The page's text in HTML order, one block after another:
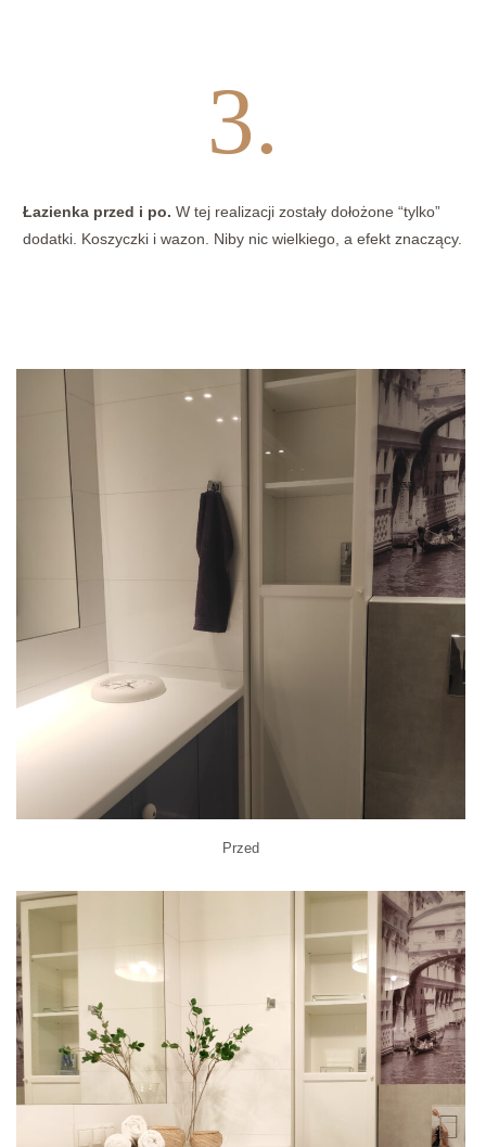
3.
Łazienka przed i po. W tej realizacji zostały dołożone “tylko”
dodatki. Koszyczki i wazon. Niby nic wielkiego, a efekt znaczący.
Przed